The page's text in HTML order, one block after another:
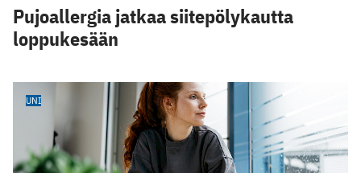
Pujoallergia jatkaa siitepölykautta
loppukesään
UNI